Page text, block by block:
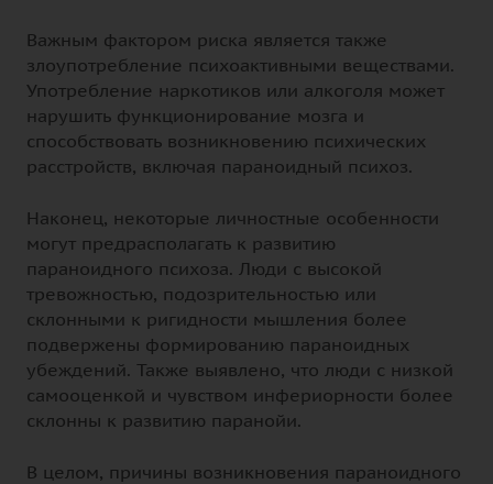
Важным фактором риска является также
злоупотребление психоактивными веществами.
Употребление наркотиков или алкоголя может
нарушить функционирование мозга и
способствовать возникновению психических
расстройств, включая параноидный психоз.
Наконец, некоторые личностные особенности
могут предрасполагать к развитию
параноидного психоза. Люди с высокой
тревожностью, подозрительностью или
склонными к ригидности мышления более
подвержены формированию параноидных
убеждений. Также выявлено, что люди с низкой
самооценкой и чувством инфериорности более
склонны к развитию паранойи.
В целом, причины возникновения параноидного